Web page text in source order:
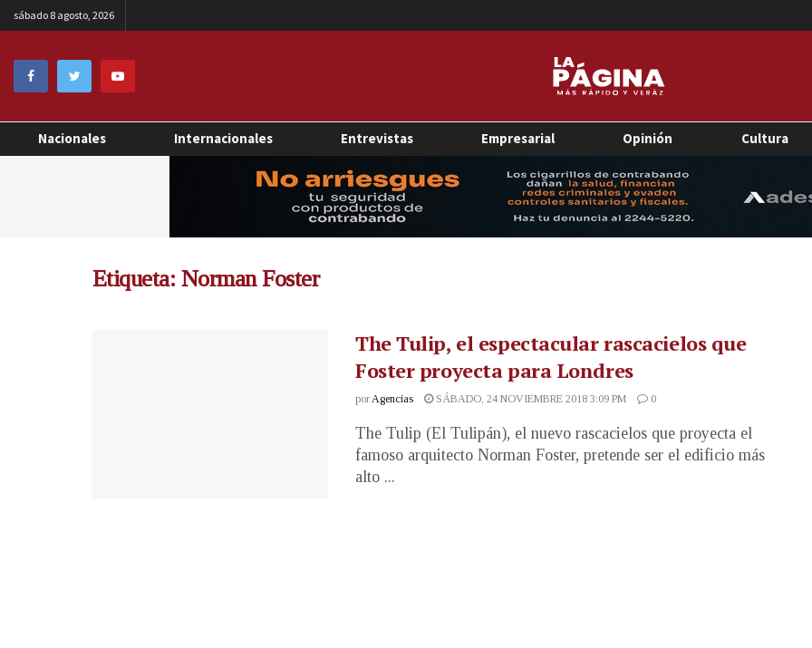
sábado 8 agosto, 2026
Nacionales Internacionales Entrevistas Empresarial Opinión Cultura
Etiqueta: Norman Foster
The Tulip, el espectacular rascacielos que
Foster proyecta para Londres
porAgencias SÁBADO, 24 NOVIEMBRE 2018 3:09 PM 0
The Tulip (El Tulipán), el nuevo rascacielos que proyecta el
famoso arquitecto Norman Foster, pretende ser el edificio más
alto ...